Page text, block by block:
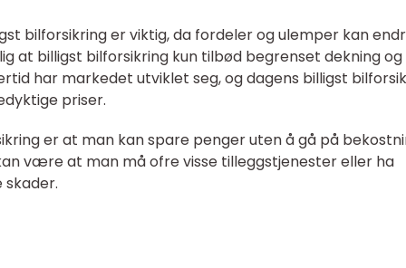
bilforsikring er viktig, da fordeler og ulemper kan
at billigst bilforsikring kun tilbød begrenset dekning og
har markedet utviklet seg, og dagens billigst
priser.
er at man kan spare penger uten å gå på
være at man må ofre visse tilleggstjenester eller ha